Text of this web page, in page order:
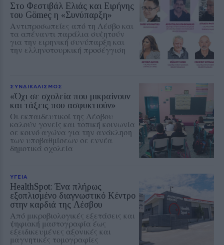
Στο Φεστιβάλ Ελιάς και Ειρήνης
του Gömeç η «Συνύπαρξη»
Αντιπροσωπείες από τη Λέσβο και
τα απέναντι παράλια συζητούν
για την ειρηνική συνύπαρξη και
την ελληνοτουρκική προσέγγιση
ΣΥΝΔΙΚΑΛΙΣΜΟΣ
«Όχι σε σχολεία που μικραίνουν
και τάξεις που ασφυκτιούν»
Οι εκπαιδευτικοί της Λέσβου
καλούν γονείς και τοπική κοινωνία
σε κοινό αγώνα για την ανάκληση
των υποβαθμίσεων σε εννέα
δημοτικά σχολεία
ΥΓΕΙΑ
ΗealthSpot: Ένα πλήρως
εξοπλισμένο διαγνωστικό Κέντρο
στην καρδιά της Λέσβου
Από μικροβιολογικές εξετάσεις και
ψηφιακή μαστογραφία έως
εξειδικευμένες αξονικές και
μαγνητικές τομογραφίες